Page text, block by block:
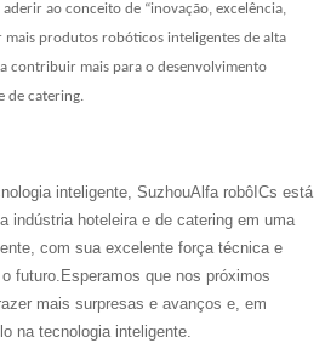
ao conceito de “inovação, excelência,
produtos robóticos inteligentes de alta
contribuir mais para o desenvolvimento
de catering.
inteligente, SuzhouAlfa robô ICs está
indústria hoteleira e de catering em uma
com sua excelente força técnica e
futuro.Esperamos que nos próximos
mais surpresas e avanços e, em
na tecnologia inteligente.